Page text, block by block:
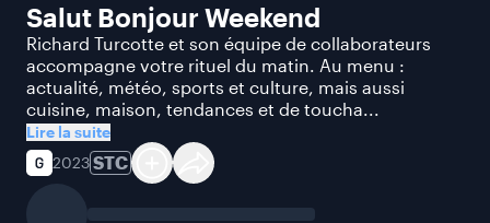
Salut Bonjour Weekend
Richard Turcotte et son équipe de collaborateurs
accompagne votre rituel du matin. Au menu :
actualité, météo, sports et culture, mais aussi
cuisine, maison, tendances et de toucha...
Lire la suite
2023STC